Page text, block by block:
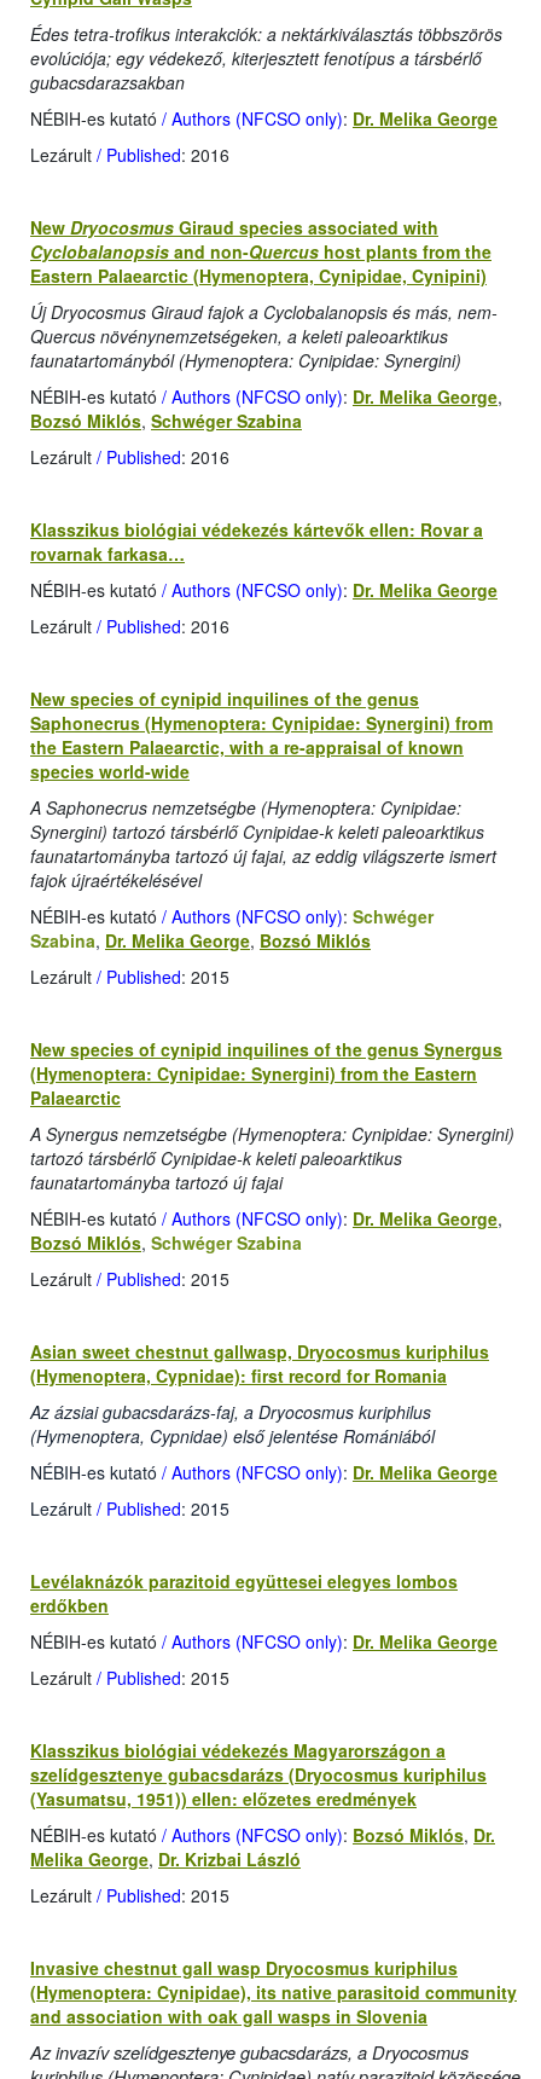
Édes tetra-trofikus interakciók: a nektárkiválasztás többszörös
evolúciója; egy védekező, kiterjesztett fenotípus a társbérlő
gubacsdarazsakban
NÉBIH-es kutató / Authors (NFCSO only): Dr. Melika George
Lezárult / Published: 2016
New Dryocosmus Giraud species associated with
Cyclobalanopsis and non-Quercus host plants from the
Eastern Palaearctic (Hymenoptera, Cynipidae, Cynipini)
Új Dryocosmus Giraud fajok a Cyclobalanopsis és más, nem-
Quercus növénynemzetségeken, a keleti paleoarktikus
faunatartományból (Hymenoptera: Cynipidae: Synergini)
NÉBIH-es kutató / Authors (NFCSO only): Dr. Melika George,
Bozsó Miklós, Schwéger Szabina
Lezárult / Published: 2016
Klasszikus biológiai védekezés kártevők ellen: Rovar a
rovarnak farkasa…
NÉBIH-es kutató / Authors (NFCSO only): Dr. Melika George
Lezárult / Published: 2016
New species of cynipid inquilines of the genus
Saphonecrus (Hymenoptera: Cynipidae: Synergini) from
the Eastern Palaearctic, with a re-appraisal of known
species world-wide
A Saphonecrus nemzetségbe (Hymenoptera: Cynipidae:
Synergini) tartozó társbérlő Cynipidae-k keleti paleoarktikus
faunatartományba tartozó új fajai, az eddig világszerte ismert
fajok újraértékelésével
NÉBIH-es kutató / Authors (NFCSO only): Schwéger
Szabina, Dr. Melika George, Bozsó Miklós
Lezárult / Published: 2015
New species of cynipid inquilines of the genus Synergus
(Hymenoptera: Cynipidae: Synergini) from the Eastern
Palaearctic
A Synergus nemzetségbe (Hymenoptera: Cynipidae: Synergini)
tartozó társbérlő Cynipidae-k keleti paleoarktikus
faunatartományba tartozó új fajai
NÉBIH-es kutató / Authors (NFCSO only): Dr. Melika George,
Bozsó Miklós, Schwéger Szabina
Lezárult / Published: 2015
Asian sweet chestnut gallwasp, Dryocosmus kuriphilus
(Hymenoptera, Cypnidae): first record for Romania
Az ázsiai gubacsdarázs-faj, a Dryocosmus kuriphilus
(Hymenoptera, Cypnidae) első jelentése Romániából
NÉBIH-es kutató / Authors (NFCSO only): Dr. Melika George
Lezárult / Published: 2015
Levélaknázók parazitoid együttesei elegyes lombos
erdőkben
NÉBIH-es kutató / Authors (NFCSO only): Dr. Melika George
Lezárult / Published: 2015
Klasszikus biológiai védekezés Magyarországon a
szelídgesztenye gubacsdarázs (Dryocosmus kuriphilus
(Yasumatsu, 1951)) ellen: előzetes eredmények
NÉBIH-es kutató / Authors (NFCSO only): Bozsó Miklós, Dr.
Melika George, Dr. Krizbai László
Lezárult / Published: 2015
Invasive chestnut gall wasp Dryocosmus kuriphilus
(Hymenoptera: Cynipidae), its native parasitoid community
and association with oak gall wasps in Slovenia
Az invazív szelídgesztenye gubacsdarázs, a Dryocosmus